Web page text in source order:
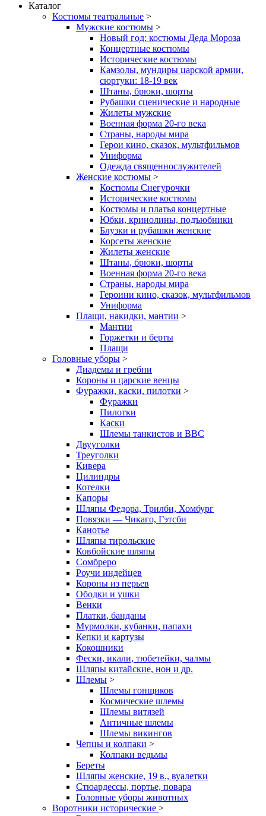
Каталог
Костюмы театральные >
Мужские костюмы >
Новый год: костюмы Деда Мороза
Концертные костюмы
Исторические костюмы
Камзолы, мундиры царской армии,
сюртуки: 18-19 век
Штаны, брюки, шорты
Рубашки сценические и народные
Жилеты мужские
Военная форма 20-го века
Страны, народы мира
Герои кино, сказок, мультфильмов
Униформа
Одежда священнослужителей
Женские костюмы >
Костюмы Снегурочки
Исторические костюмы
Костюмы и платья концертные
Юбки, кринолины, подъюбники
Блузки и рубашки женские
Корсеты женские
Жилеты женские
Штаны, брюки, шорты
Военная форма 20-го века
Страны, народы мира
Героини кино, сказок, мультфильмов
Униформа
Плащи, накидки, мантии >
Мантии
Горжетки и берты
Плащи
Головные уборы >
Диадемы и гребни
Короны и царские венцы
Фуражки, каски, пилотки >
Фуражки
Пилотки
Каски
Шлемы танкистов и ВВС
Двууголки
Треуголки
Кивера
Цилиндры
Котелки
Капоры
Шляпы Федора, Трилби, Хомбург
Повязки — Чикаго, Гэтсби
Канотье
Шляпы тирольские
Ковбойские шляпы
Сомбреро
Роучи индейцев
Короны из перьев
Ободки и ушки
Венки
Платки, банданы
Мурмолки, кубанки, папахи
Кепки и картузы
Кокошники
Фески, икали, тюбетейки, чалмы
Шляпы китайские, нон и др.
Шлемы >
Шлемы гонщиков
Космические шлемы
Шлемы витязей
Античные шлемы
Шлемы викингов
Чепцы и колпаки >
Колпаки ведьмы
Береты
Шляпы женские, 19 в., вуалетки
Стюардессы, портье, повара
Головные уборы животных
Воротники исторические >